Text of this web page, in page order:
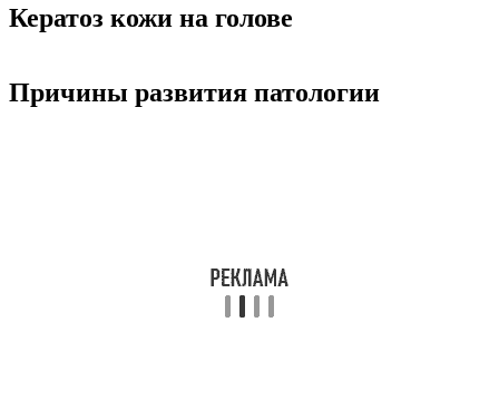
Кератоз кожи на голове
Причины развития патологии